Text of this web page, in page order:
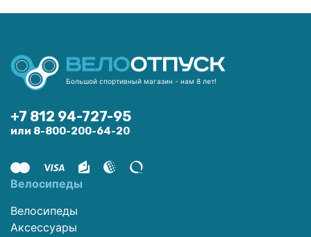
Большой спортивный магазин - нам 8 лет!
+7 812 94-727-95
или 8-800-200-64-20
Велосипеды
Велосипеды
Аксессуары